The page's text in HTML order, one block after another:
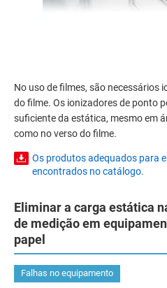
No uso de filmes, são necessários
do filme. Os ionizadores de ponto
suficiente da estática, mesmo em
como no verso do filme.
Os produtos adequados para
encontrados no catálogo.
Eliminar a carga estática
de medição em
papel
Falhas no equipamento